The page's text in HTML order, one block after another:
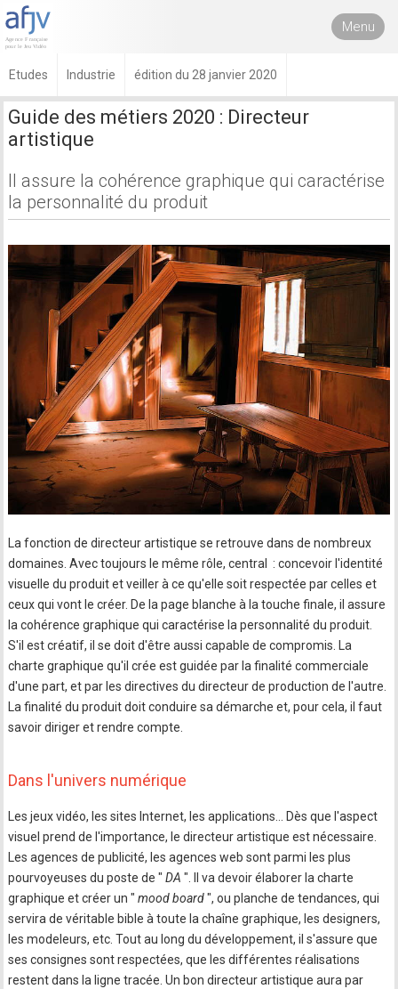
Menu
Etudes Industrie édition du 28 janvier 2020
Guide des métiers 2020 : Directeur
artistique
Il assure la cohérence graphique qui caractérise
la personnalité du produit
La fonction de directeur artistique se retrouve dans de nombreux
domaines. Avec toujours le même rôle, central : concevoir l'identité
visuelle du produit et veiller à ce qu'elle soit respectée par celles et
ceux qui vont le créer. De la page blanche à la touche finale, il assure
la cohérence graphique qui caractérise la personnalité du produit.
S'il est créatif, il se doit d'être aussi capable de compromis. La
charte graphique qu'il crée est guidée par la finalité commerciale
d'une part, et par les directives du directeur de production de l'autre.
La finalité du produit doit conduire sa démarche et, pour cela, il faut
savoir diriger et rendre compte.
Dans l'univers numérique
Les jeux vidéo, les sites Internet, les applications… Dès que l'aspect
visuel prend de l'importance, le directeur artistique est nécessaire.
Les agences de publicité, les agences web sont parmi les plus
pourvoyeuses du poste de " DA". Il va devoir élaborer la charte
graphique et créer un " mood board", ou planche de tendances, qui
servira de véritable bible à toute la chaîne graphique, les designers,
les modeleurs, etc. Tout au long du développement, il s'assure que
ses consignes sont respectées, que les différentes réalisations
restent dans la ligne tracée. Un bon directeur artistique aura par